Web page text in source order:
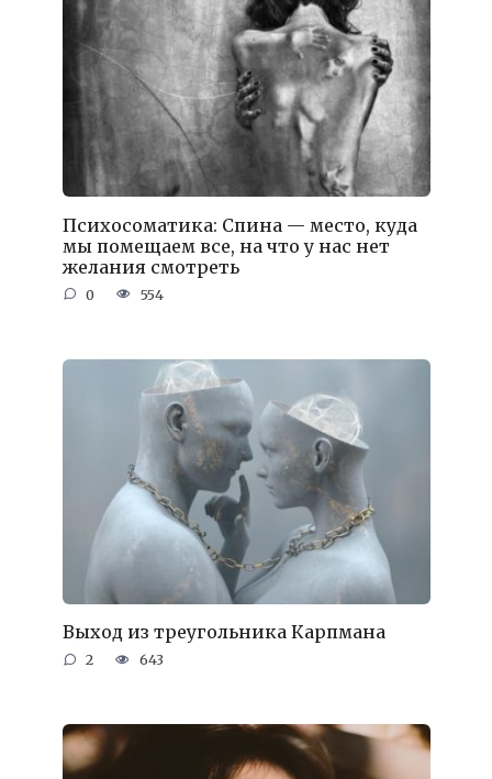
Психосоматика: Спина — место, куда
мы помещаем все, на что у нас нет
желания смотреть
0 554
Выход из треугольника Карпмана
2 643